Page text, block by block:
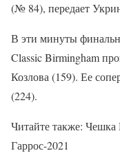
(№ 84), передает
В эти минуты
Classic Birmingham
Козлова (159). Ее
(224).
Читайте также: Чешка
Гаррос-2021